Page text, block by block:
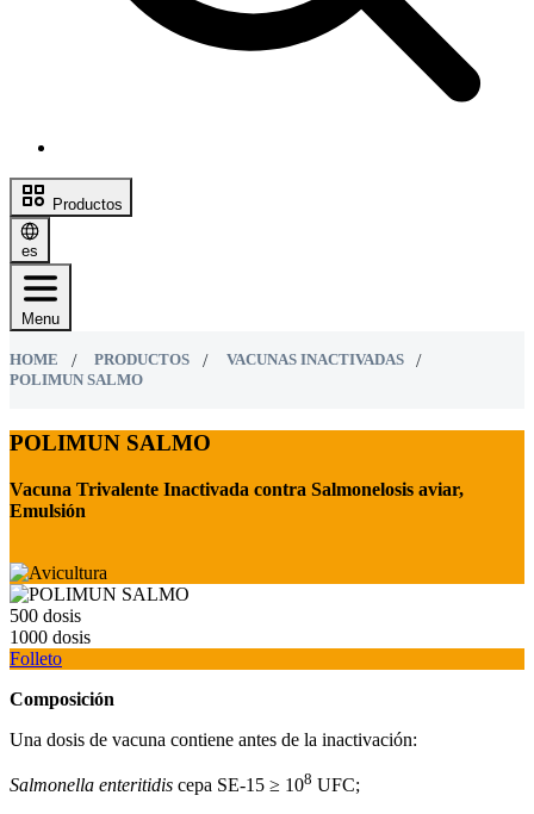
Productos
es
Menu
HOME PRODUCTOS
VACUNAS INACTIVADAS
POLIMUN SALMO
POLIMUN SALMO
Vacuna Trivalente Inactivada contra Salmonelosis aviar,
Emulsión
500 dosis
1000 dosis
Folleto
Composición
Una dosis de vacuna contiene antes de la inactivación:
Salmonella enteritidis cepa SE-15 ≥ 108 UFC;